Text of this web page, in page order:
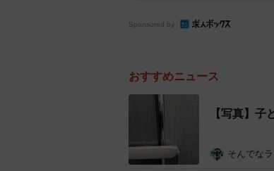
さん）
「同性の4～6歳くらいの園
投稿を行いました。このア
「男性・男児 許す」が7.6%
Sponsored by
おすすめニュース
【写真】
そんでな